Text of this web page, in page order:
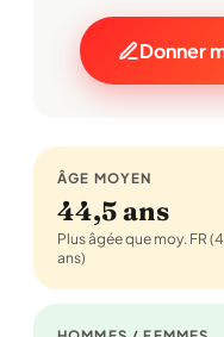
Donner
ÂGE MOYEN
44,5 ans
Plus âgée que moy. FR
ans)